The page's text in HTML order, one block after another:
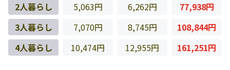
2人暮らし
5,063円 6,262円
77,938円
3人暮らし
7,070円 8,745円
108,844円
4人暮らし
10,474円 12,955円 161,251円